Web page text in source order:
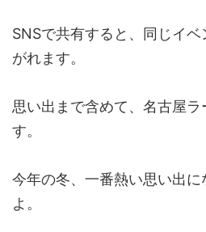
SNSで共有すると、同じイ
がれます。
思い出まで含めて、名古屋
す。
今年の冬、一番熱い思い出
よ。